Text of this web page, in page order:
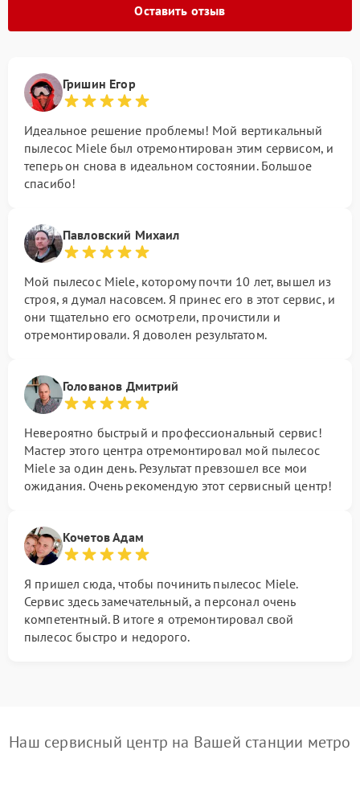
Оставить отзыв
Гришин Егор
Идеальное решение проблемы! Мой вертикальный
пылесос Miele был отремонтирован этим сервисом, и
теперь он снова в идеальном состоянии. Большое
спасибо!
Павловский Михаил
Мой пылесос Miele, которому почти 10 лет, вышел из
строя, я думал насовсем. Я принес его в этот сервис, и
они тщательно его осмотрели, прочистили и
отремонтировали. Я доволен результатом.
Голованов Дмитрий
Невероятно быстрый и профессиональный сервис!
Мастер этого центра отремонтировал мой пылесос
Miele за один день. Результат превзошел все мои
ожидания. Очень рекомендую этот сервисный центр!
Кочетов Адам
Я пришел сюда, чтобы починить пылесос Miele.
Сервис здесь замечательный, а персонал очень
компетентный. В итоге я отремонтировал свой
пылесос быстро и недорого.
Наш сервисный центр на Вашей станции метро